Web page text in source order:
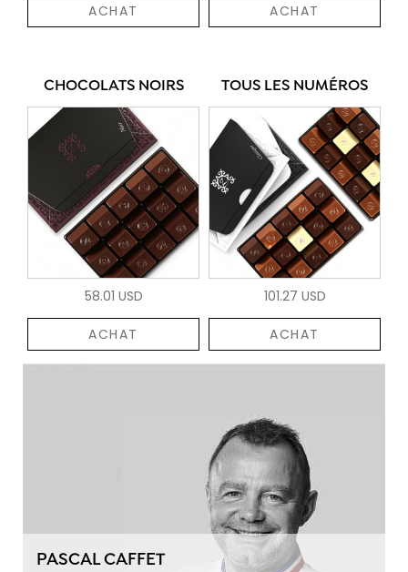
ACHAT ACHAT
CHOCOLATS NOIRS
58.01 USD
ACHAT
TOUS LES NUMÉROS
101.27 USD
ACHAT
PASCAL CAFFET